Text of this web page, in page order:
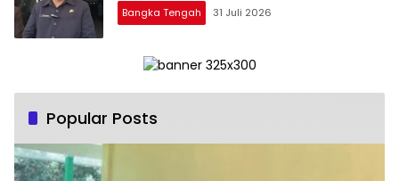
Bangka Tengah 31 Juli 2026
Popular Posts